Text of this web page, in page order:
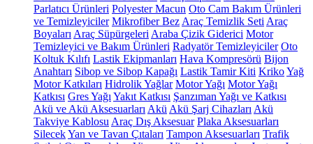
Parlatıcı Ürünleri Polyester Macun Oto Cam Bakım Ürünleri
ve Temizleyiciler Mikrofiber Bez Araç Temizlik Seti Araç
Boyaları Araç Süpürgeleri Araba Çizik Giderici Motor
Temizleyici ve Bakım Ürünleri Radyatör Temizleyiciler Oto
Koltuk Kılıfı Lastik Ekipmanları Hava Kompresörü Bijon
Anahtarı Sibop ve Sibop Kapağı Lastik Tamir Kiti KrikoYağ
Motor Katkıları Hidrolik Yağlar Motor Yağı Motor Yağı
Katkısı Gres Yağı Yakıt Katkısı Şanzıman Yağı ve Katkısı
Akü ve Akü Aksesuarları Akü Akü Şarj Cihazları Akü
Takviye Kablosu Araç Dış Aksesuar Plaka Aksesuarları
SilecekYan ve Tavan Çıtaları Tampon Aksesuarları Trafik